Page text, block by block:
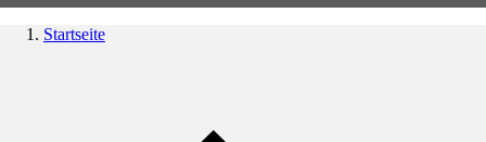
Startseite